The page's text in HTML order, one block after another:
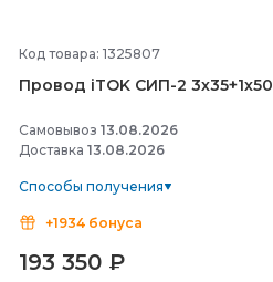
Код товара: 1325807
Провод iTOK СИП-2 3х35+1х50
Самовывоз 13.08.2026
Доставка 13.08.2026
Способы получения
+1934 бонуса
193 350 ₽